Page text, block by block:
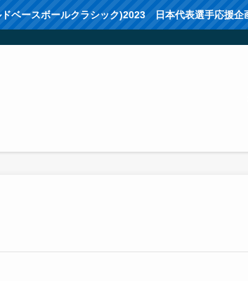
ベースボールクラシック)2023 日本代表選手応援企